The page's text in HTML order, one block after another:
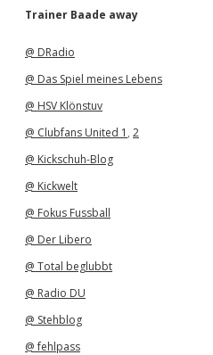
h
Trainer Baade away
@ DRadio
@ Das Spiel meines Lebens
@ HSV Klönstuv
@ Clubfans United 1 , 2
@ Kickschuh-Blog
@ Kickwelt
@ Fokus Fussball
@ Der Libero
@ Total beglubbt
@ Radio DU
@ Stehblog
@ fehlpass